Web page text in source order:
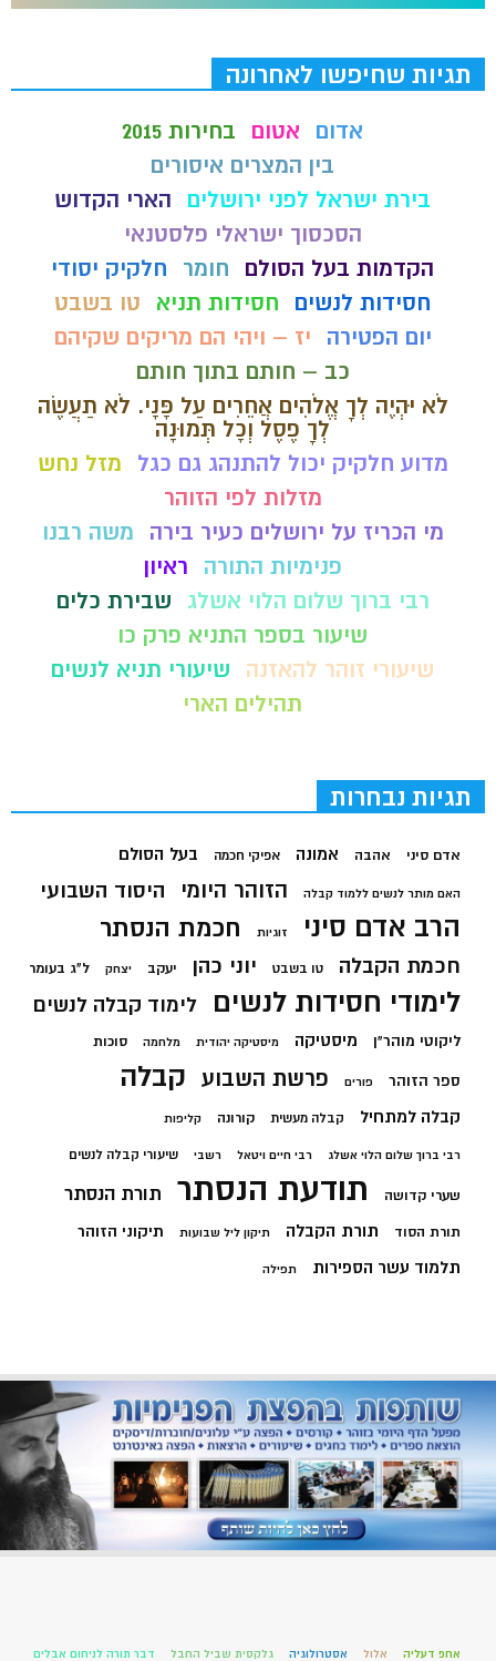
תגיות שחיפשו לאחרונה
אדום אטום
בחירות 2015
בין המצרים איסורים
בירת ישראל לפני ירושלים
הארי הקדוש
הסכסוך ישראלי פלסטנאי
הקדמות בעל הסולם
חומר
חלקיק יסודי
חסידות לנשים
חסידות תניא
טו בשבט
יום הפטירה
יז – ויהי הם מריקים שקיהם
כב – חותם בתוך חותם
לֹא יִהְיֶה לְךָ אֱלֹהִים אֲחֵרִים עַל פָּנָי. לֹא תַעֲשֶׂה
לְךָ פֶסֶל וְכָל תְּמוּנָה
מדוע חלקיק יכול להתנהג גם כגל
מזל נחש
מזלות לפי הזוהר
מי הכריז על ירושלים כעיר בירה
משה רבנו
פנימיות התורה
ראיון
רבי ברוך שלום הלוי אשלג
שבירת כלים
שיעור בספר התניא פרק כו
שיעורי זוהר להאזנה
שיעורי תניא לנשים
תהילים הארי
תגיות נבחרות
אדם סיני אהבה אמונה אפיקי חכמה בעל הסולם
האם מותר לנשים ללמוד קבלה הזוהר היומי היסוד השבועי
הרב אדם סיני זוגיות חכמת הנסתר
חכמת הקבלה טו בשבט יוני כהן יעקב יצחק ל"ג בעומר
לימודי חסידות לנשים לימוד קבלה לנשים
ליקוטי מוהר"ן מיסטיקה מיסטיקה יהודית מלחמה סוכות
ספר הזוהר פורים פרשת השבוע קבלה
קבלה למתחיל קבלה מעשית קורונה קליפות
רבי ברוך שלום הלוי אשלג רבי חיים ויטאל רשבי שיעורי קבלה לנשים
שערי קדושה תודעת הנסתר תורת הנסתר
תורת הסוד תורת הקבלה תיקון ליל שבועות תיקוני הזוהר
תלמוד עשר הספירות תפילה
אחפ דעליה אלול אסטרולוגיה גלקסית שביל החבל דבר תורה לניחום אבלים